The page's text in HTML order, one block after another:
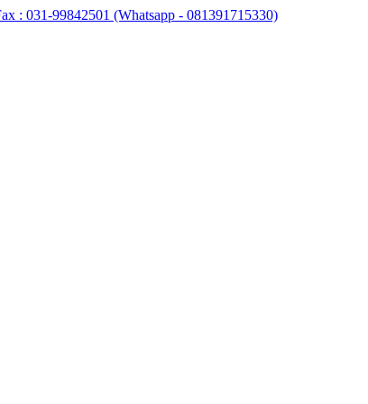
: 031-99842501 (Whatsapp - 081391715330)